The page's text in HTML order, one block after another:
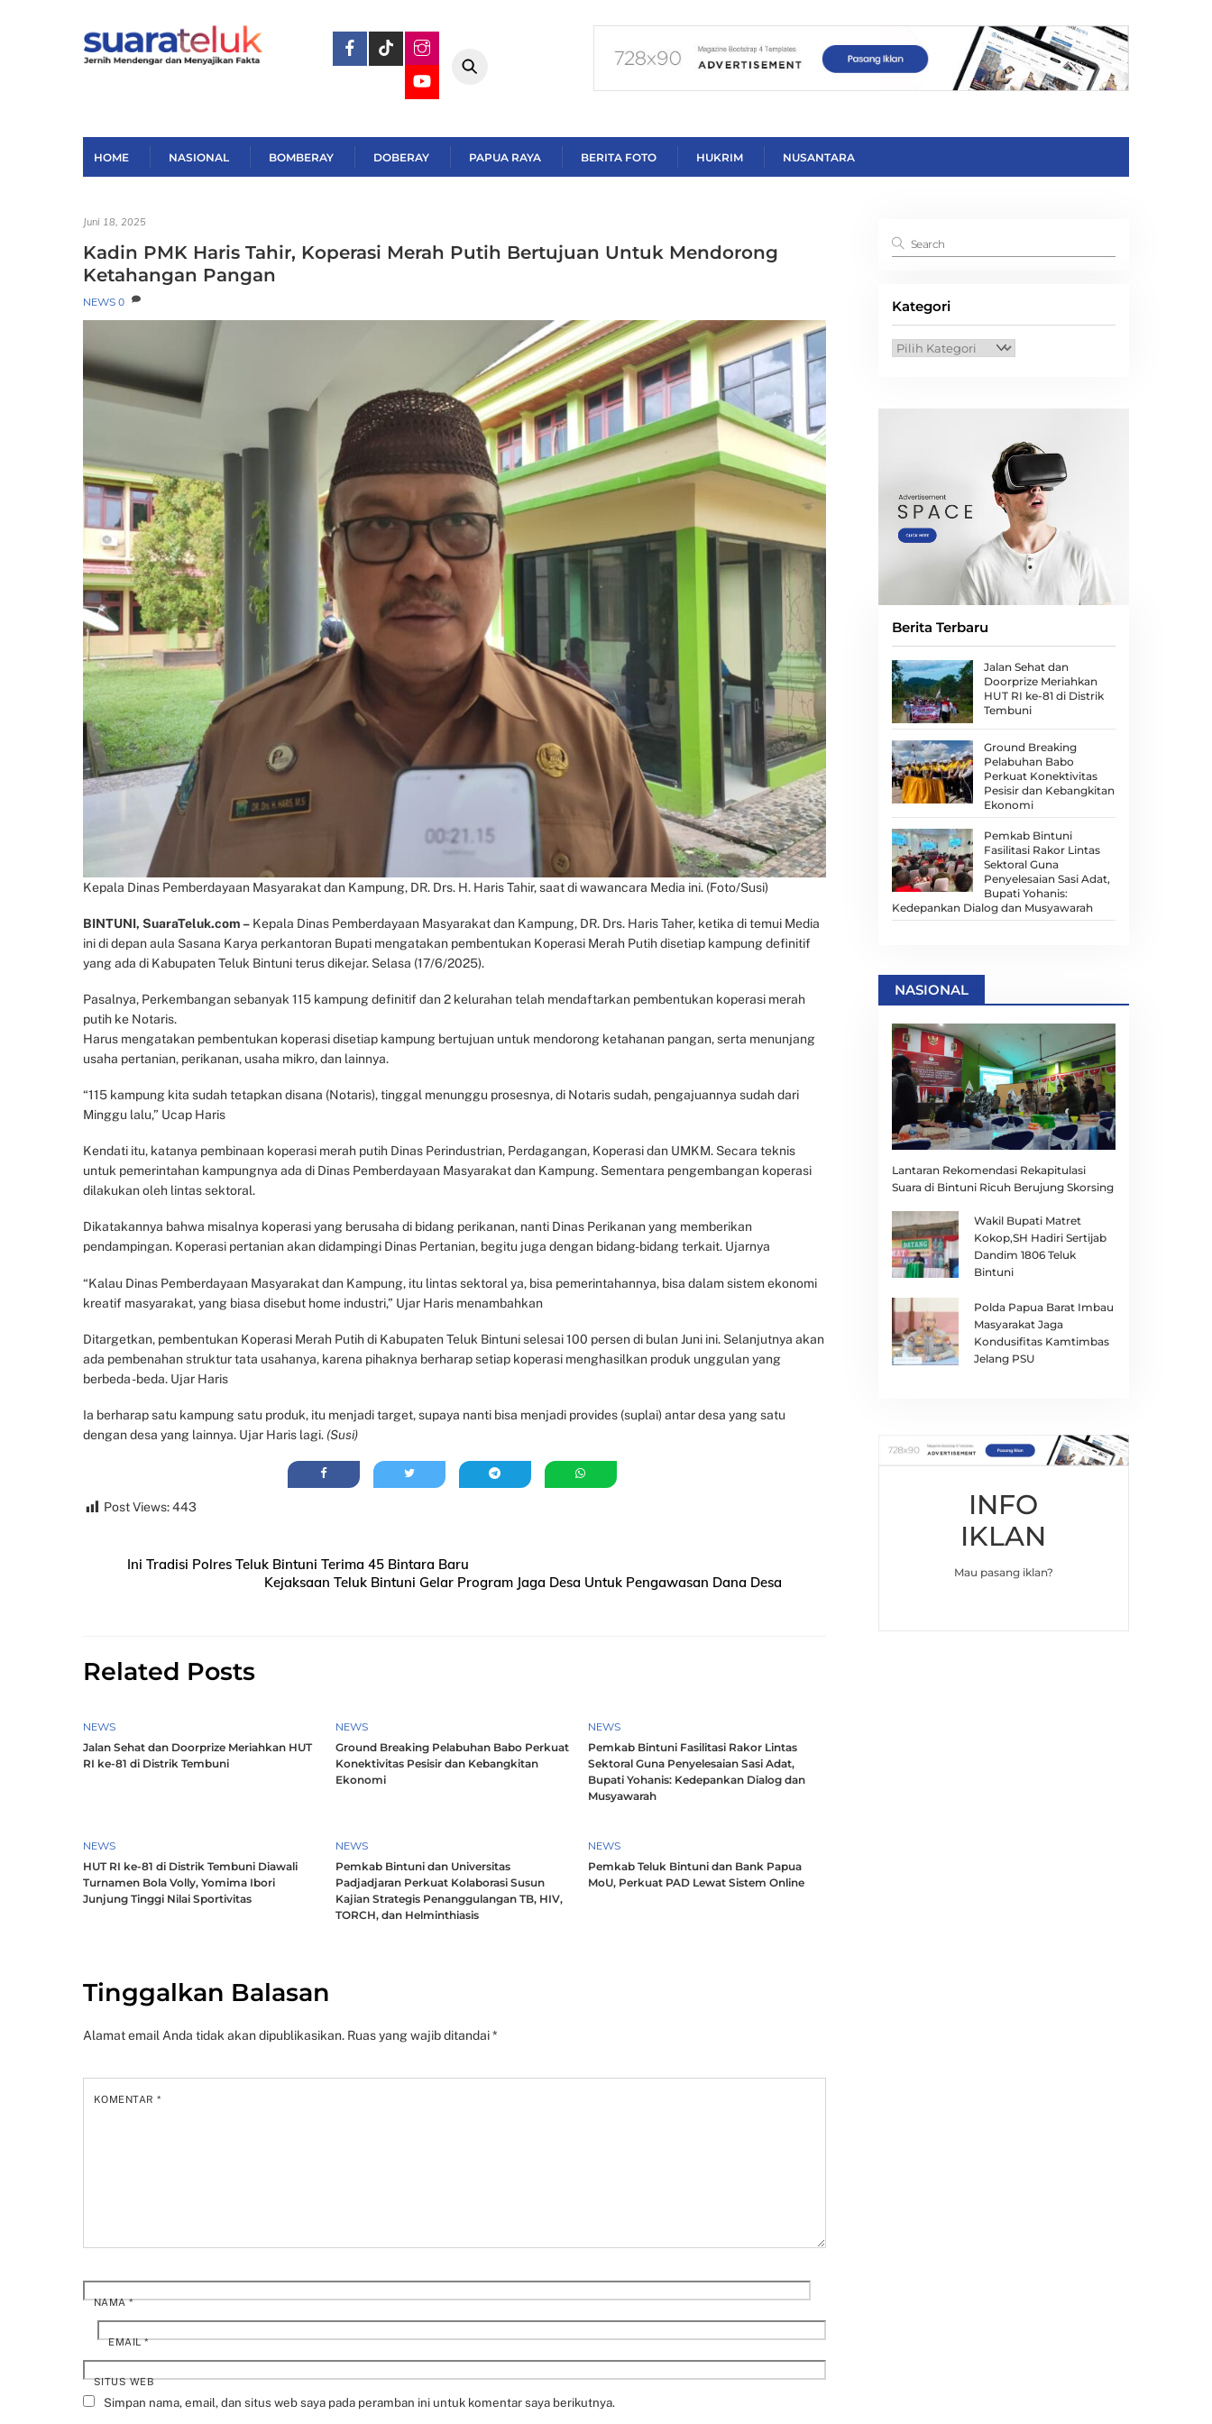
HOME NASIONAL BOMBERAY DOBERAY PAPUA RAYA BERITA FOTO HUKRIM NUSANTARA
Juni 18, 2025
Kadin PMK Haris Tahir, Koperasi Merah Putih Bertujuan Untuk Mendorong
Ketahangan Pangan
NEWS 0
Kepala Dinas Pemberdayaan Masyarakat dan Kampung, DR. Drs. H. Haris Tahir, saat di wawancara Media ini. (Foto/Susi)
BINTUNI, SuaraTeluk.com – Kepala Dinas Pemberdayaan Masyarakat dan Kampung, DR. Drs. Haris Taher, ketika di temui Media
ini di depan aula Sasana Karya perkantoran Bupati mengatakan pembentukan Koperasi Merah Putih disetiap kampung definitif
yang ada di Kabupaten Teluk Bintuni terus dikejar. Selasa (17/6/2025).
Pasalnya, Perkembangan sebanyak 115 kampung definitif dan 2 kelurahan telah mendaftarkan pembentukan koperasi merah
putih ke Notaris.
Harus mengatakan pembentukan koperasi disetiap kampung bertujuan untuk mendorong ketahanan pangan, serta menunjang
usaha pertanian, perikanan, usaha mikro, dan lainnya.
“115 kampung kita sudah tetapkan disana (Notaris), tinggal menunggu prosesnya, di Notaris sudah, pengajuannya sudah dari
Minggu lalu,” Ucap Haris
Kendati itu, katanya pembinaan koperasi merah putih Dinas Perindustrian, Perdagangan, Koperasi dan UMKM. Secara teknis
untuk pemerintahan kampungnya ada di Dinas Pemberdayaan Masyarakat dan Kampung. Sementara pengembangan koperasi
dilakukan oleh lintas sektoral.
Dikatakannya bahwa misalnya koperasi yang berusaha di bidang perikanan, nanti Dinas Perikanan yang memberikan
pendampingan. Koperasi pertanian akan didampingi Dinas Pertanian, begitu juga dengan bidang-bidang terkait. Ujarnya
“Kalau Dinas Pemberdayaan Masyarakat dan Kampung, itu lintas sektoral ya, bisa pemerintahannya, bisa dalam sistem ekonomi
kreatif masyarakat, yang biasa disebut home industri,” Ujar Haris menambahkan
Ditargetkan, pembentukan Koperasi Merah Putih di Kabupaten Teluk Bintuni selesai 100 persen di bulan Juni ini. Selanjutnya akan
ada pembenahan struktur tata usahanya, karena pihaknya berharap setiap koperasi menghasilkan produk unggulan yang
berbeda -beda. Ujar Haris
Ia berharap satu kampung satu produk, itu menjadi target, supaya nanti bisa menjadi provides (suplai) antar desa yang satu
dengan desa yang lainnya. Ujar Haris lagi. (Susi)
Post Views:443
Ini Tradisi Polres Teluk Bintuni Terima 45 Bintara Baru
Kejaksaan Teluk Bintuni Gelar Program Jaga Desa Untuk Pengawasan Dana Desa
Related Posts
NEWS
Jalan Sehat dan Doorprize Meriahkan HUT
RI ke-81 di Distrik Tembuni
NEWS
Ground Breaking Pelabuhan Babo Perkuat
Konektivitas Pesisir dan Kebangkitan
Ekonomi
NEWS
Pemkab Bintuni Fasilitasi Rakor Lintas
Sektoral Guna Penyelesaian Sasi Adat,
Bupati Yohanis: Kedepankan Dialog dan
Musyawarah
NEWS
HUT RI ke-81 di Distrik Tembuni Diawali
Turnamen Bola Volly, Yomima Ibori
Junjung Tinggi Nilai Sportivitas
NEWS
Pemkab Bintuni dan Universitas
Padjadjaran Perkuat Kolaborasi Susun
Kajian Strategis Penanggulangan TB, HIV,
TORCH, dan Helminthiasis
NEWS
Pemkab Teluk Bintuni dan Bank Papua
MoU, Perkuat PAD Lewat Sistem Online
Tinggalkan Balasan
Alamat email Anda tidak akan dipublikasikan. Ruas yang wajib ditandai*
KOMENTAR*
NAMA*
EMAIL*
SITUS WEB
Simpan nama, email, dan situs web saya pada peramban ini untuk komentar saya berikutnya.
Kategori
Kategori
Berita Terbaru
Jalan Sehat dan
Doorprize Meriahkan
HUT RI ke-81 di Distrik
Tembuni
Ground Breaking
Pelabuhan Babo
Perkuat Konektivitas
Pesisir dan Kebangkitan
Ekonomi
Pemkab Bintuni
Fasilitasi Rakor Lintas
Sektoral Guna
Penyelesaian Sasi Adat,
Bupati Yohanis:
Kedepankan Dialog dan Musyawarah
NASIONAL
Lantaran Rekomendasi Rekapitulasi
Suara di Bintuni Ricuh Berujung Skorsing
Wakil Bupati Matret
Kokop,SH Hadiri Sertijab
Dandim 1806 Teluk
Bintuni
Polda Papua Barat Imbau
Masyarakat Jaga
Kondusifitas Kamtimbas
Jelang PSU
INFO
IKLAN
Mau pasang iklan?